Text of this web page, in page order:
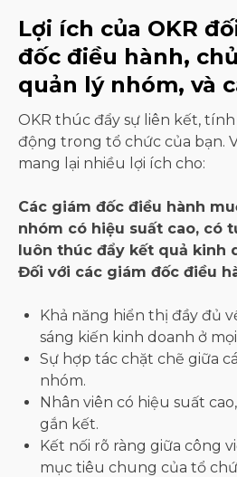
Lợi ích của OKR
đốc điều hành,
quản lý nhóm, và
OKR thúc đẩy sự liên kết,
động trong tổ chức của bạn.
mang lại nhiều lợi ích cho:
Các giám đốc điều hành
nhóm có hiệu suất cao, có
luôn thúc đẩy kết quả kinh
Đối với các giám đốc điều
Khả năng hiển thị đầy đủ
sáng kiến ​​kinh doanh ở
Sự hợp tác chặt chẽ giữa
nhóm.
Nhân viên có hiệu suất
gắn kết.
Kết nối rõ ràng giữa công
mục tiêu chung của tổ